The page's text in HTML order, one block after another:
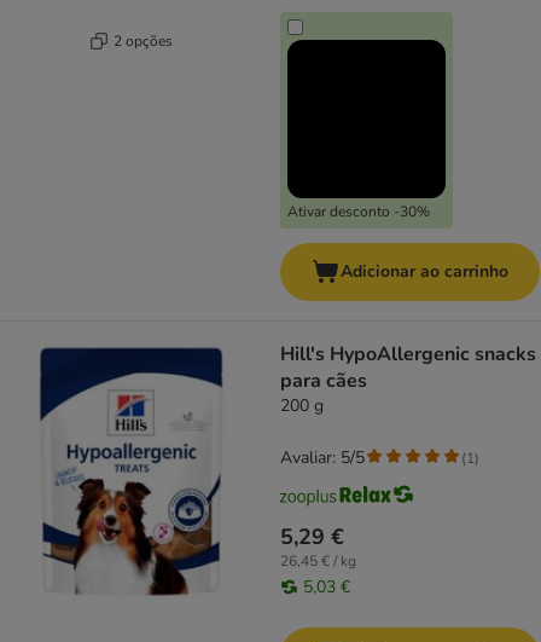
2 opções
Ativar desconto -30%
Adicionar ao carrinho
Hill's HypoAllergenic snacks
para cães
200 g
5,29 €
26,45 € / kg
5,03 €
Avaliar: 5/5 (1)